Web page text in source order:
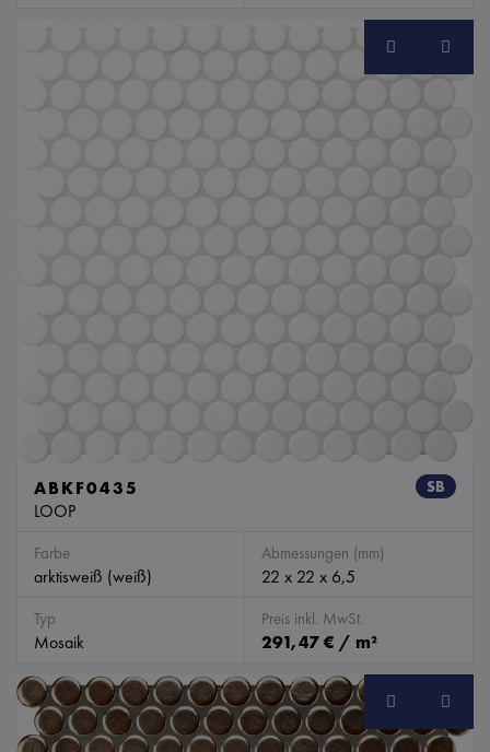
SB
ABKF0435
LOOP
Farbe
arktisweiß (weiß)
Abmessungen (mm)
22 x 22 x 6,5
Typ
Mosaik
Preis inkl. MwSt.
291,47 € / m²